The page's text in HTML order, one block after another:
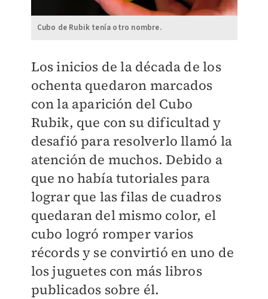
Cubo de Rubik tenía otro nombre.
Los inicios de la década de los
ochenta quedaron marcados
con la aparición del Cubo
Rubik, que con su dificultad y
desafió para resolverlo llamó la
atención de muchos. Debido a
que no había tutoriales para
lograr que las filas de cuadros
quedaran del mismo color, el
cubo logró romper varios
récords y se convirtió en uno de
los juguetes con más libros
publicados sobre él.